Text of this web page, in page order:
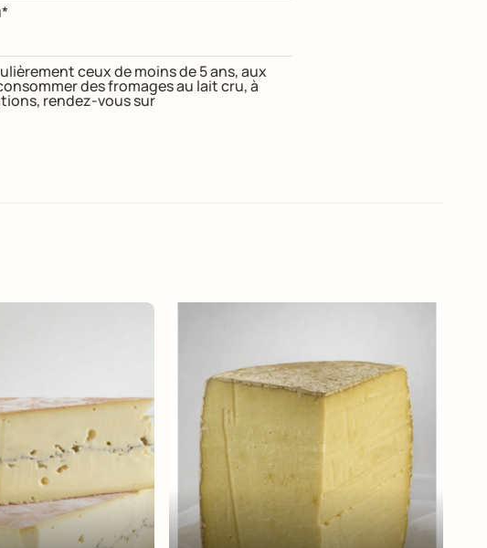
ceux de moins de 5 ans, aux
des fromages au lait cru, à
rendez-vous sur